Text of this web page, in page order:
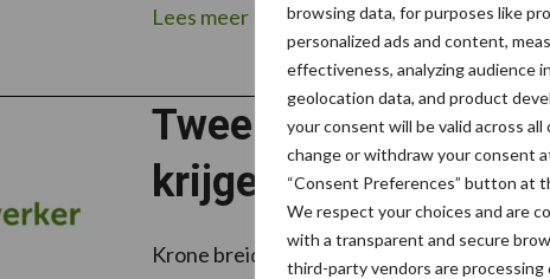
browsing data, for purposes like
personalized ads and content,
effectiveness, analyzing audience
geolocation data, and product
your consent will be valid across all
change or withdraw your consent
“Consent Preferences” button at
We respect your choices and are
with a transparent and secure
third-party vendors are
Lees meer
Twee nieuwe
krijgen V12 motor
Krone breidt zijn assortiment